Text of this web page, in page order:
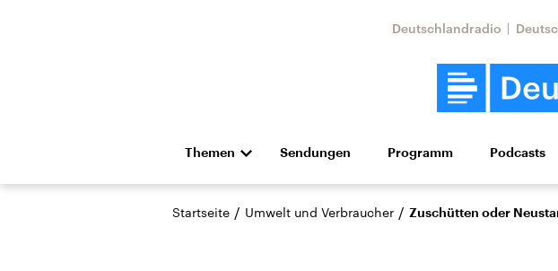
Deutschlandradio
Themen
Die Nachrichten Politik Wirtschaft Wissen
Hörspiel und Feature Musik
Sendungen Programm Podcasts
Startseite / Umwelt und Verbraucher / Zuschütten oder